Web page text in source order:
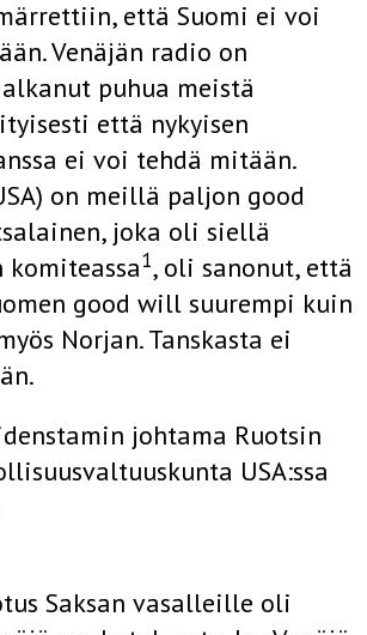
että Suomi ei voi
Venäjän radio on
puhua meistä
että nykyisen
ei voi tehdä mitään.
on meillä paljon good
joka oli siellä
komiteassa1, oli sanonut, että
good will suurempi kuin
Norjan. Tanskasta ei
johtama Ruotsin
USA:ssa
Saksan vasalleille oli